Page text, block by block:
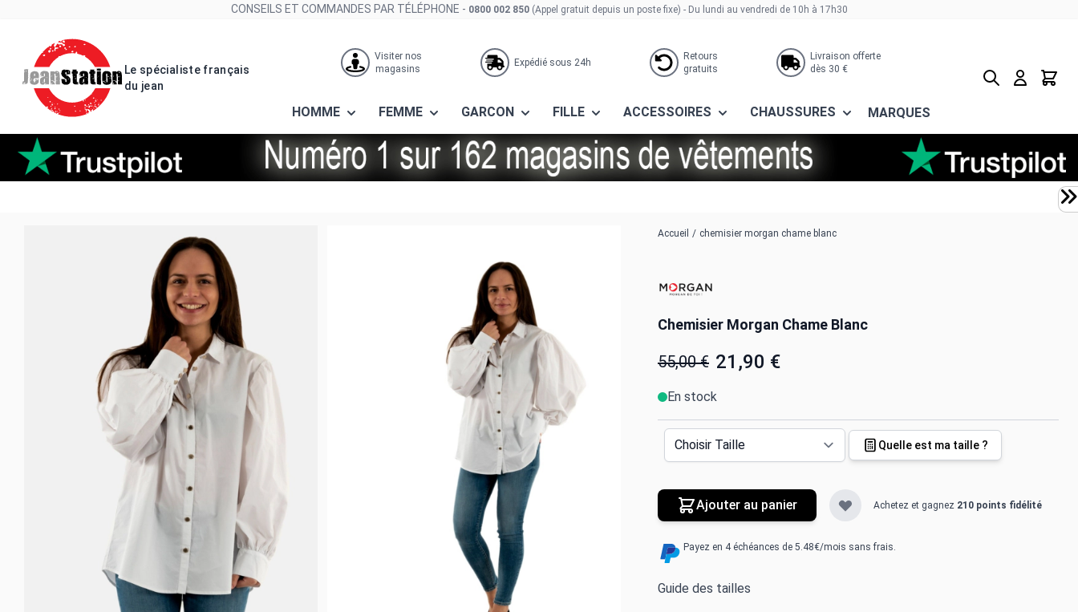
CONSEILS ET COMMANDES PAR TÉLÉPHONE - 0800 002 850 (Appel gratuit depuis un poste fixe) - Du lundi au vendredi de 10h à 17h30
Le spécialiste français
du jean
Visiter nos
magasins
Expédié sous 24h
Retours
gratuits
Livraison offerte
dès 30 €
HOMME FEMME GARCON FILLE ACCESSOIRES CHAUSSURES MARQUES
Rechercher
Panier
chemisier morgan chame blanc Accueil / chemisier morgan chame blanc
Chemisier Morgan Chame Blanc
55,00 € 21,90 €
En stock
Quelle est ma taille ?
Ajouter au panier Achetez et gagnez 210 points fidélité
Payez en 4 échéances de 5.48€/mois sans frais.
Guide des tailles